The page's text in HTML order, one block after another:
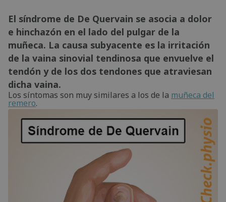
El síndrome de De Quervain se asocia a dolor
e hinchazón en el lado del pulgar de la
muñeca. La causa subyacente es la irritación
de la vaina sinovial tendinosa que envuelve el
tendón y de los dos tendones que atraviesan
dicha vaina.
Los síntomas son muy similares a los de la muñeca del
remero.